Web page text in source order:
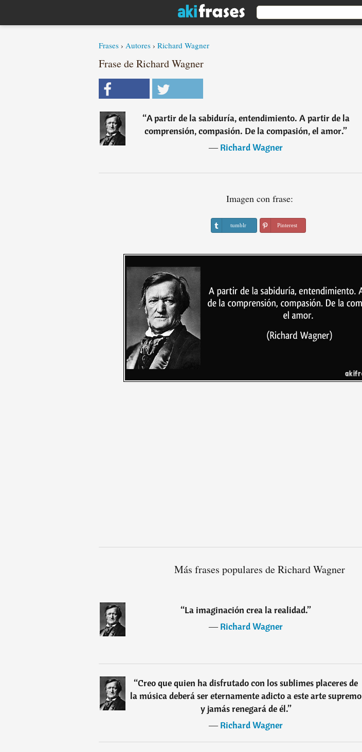
Frases › Autores › Richard Wagner
Frase de Richard Wagner
“A partir de la sabiduría, entendimiento. A partir de la
comprensión, compasión. De la compasión, el amor.”
―Richard Wagner
Imagen con frase:
tumblr Pinterest
Más frases populares de Richard Wagner
“La imaginación crea la realidad.”
―Richard Wagner
“Creo que quien ha disfrutado con los sublimes placeres de
la música deberá ser eternamente adicto a este arte supremo
y jamás renegará de él.”
―Richard Wagner